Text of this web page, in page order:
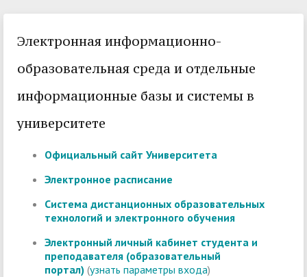
Электронная информационно-
образовательная среда и отдельные
информационные базы и системы в
университете
Официальный сайт Университета
Электронное расписание
Система дистанционных образовательных
технологий и электронного обучения
Электронный личный кабинет студента и
преподавателя (образовательный
портал) (узнать параметры входа)